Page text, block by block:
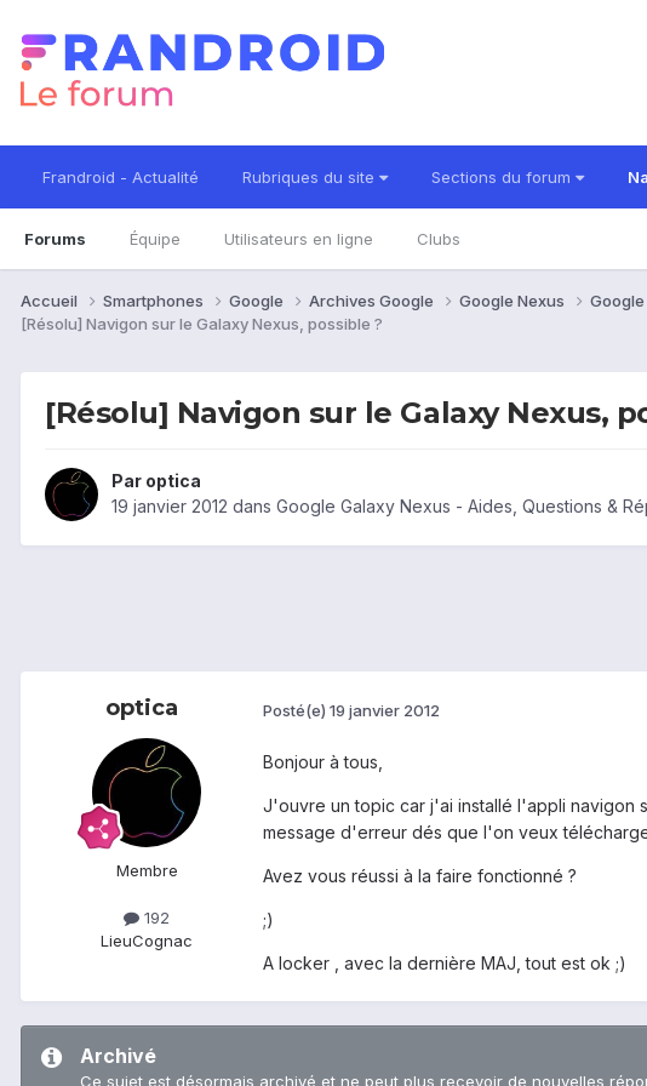
Frandroid - Actualité Rubriques du site Sections du forum
Forums Équipe Utilisateurs en ligne Clubs
Accueil Smartphones Google Archives Google Google Nexus
[Résolu] Navigon sur le Galaxy Nexus, possible ?
[Résolu] Navigon sur le Galaxy Nexus,
Par optica
19 janvier 2012 dans Google Galaxy Nexus - Aides, Questions &
optica
Membre
192
LieuCognac
Posté(e) 19 janvier 2012
Bonjour à tous,
J'ouvre un topic car j'ai installé l'appli navigon
message d'erreur dés que l'on veux
Avez vous réussi à la faire fonctionné ?
;)
A locker , avec la dernière MAJ, tout est ok ;)
Archivé
Ce sujet est désormais archivé et ne peut plus recevoir de nouvelles